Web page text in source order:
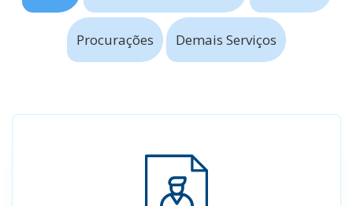
Procurações Demais Serviços